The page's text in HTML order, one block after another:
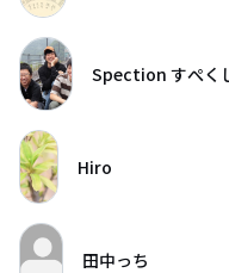
Spection すぺく
Hiro
田中っち